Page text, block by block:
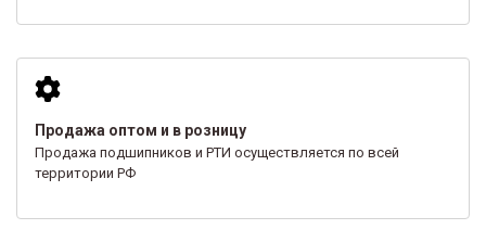
Продажа оптом и в розницу
Продажа подшипников и РТИ осуществляется по всей
территории РФ